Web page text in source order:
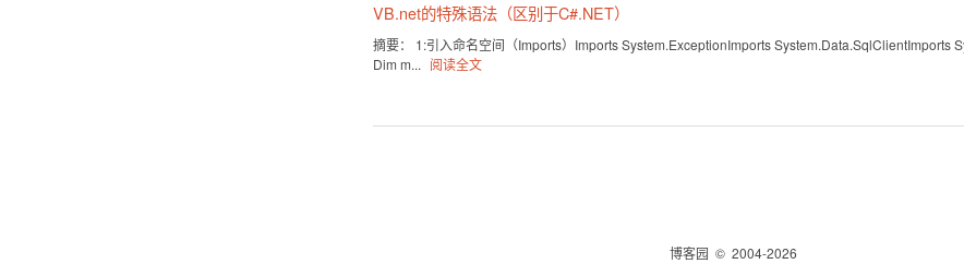
VB.net的特殊语法（区别于C#.NET）
摘要： 1:引入命名空间（Imports）Imports System.ExceptionImports
Dim m... 阅读全文
博客园 © 2004-2026